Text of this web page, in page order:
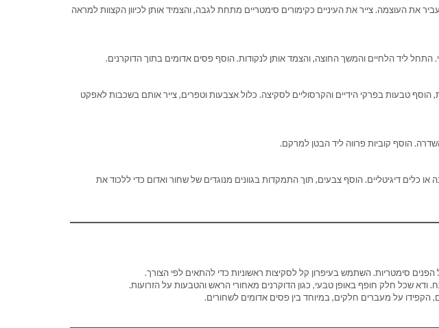
את העוצמה. צייר את העיניים כקימורים סימטריים מתחת לגבה, והצמיד אותן לכיוון הקצוות למראה
התחל ליד הלחיים והמשך החוצה, והצמד אותן לנקודות. הוסף פסים אדומים בתוך הדוקרנים.
הוסף טבעות בפרקי הידיים והקרסוליים לסקיצה. כלול אצבעות וטפרים, צייר אותם בשכבות לאפקט
הוסף קוביות פרווה ליד הבטן למרקם.
כלים דיגיטליים. הוסף צבעים, תוך התמקדות בגוונים מנוגדים של שחור ואדום כדי ללכוד את
סימטריות. השתמש בעיפרון קל לסקיצות ראשוניות כדי להתאים לפי הצורך.
ודא שכל חלק חופף באופן טבעי, כגון הדוקרנים מאחורי הראש והטבעות על הזרועות.
על מעברים חלקים, במיוחד בין פסים אדומים לשחורים.